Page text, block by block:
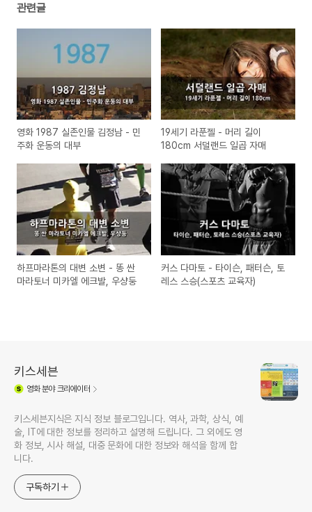
관련글
영화 1987 실존인물 김정남 - 민
주화 운동의 대부
19세기 라푼젤 - 머리 길이
180cm 서덜랜드 일곱 자매
하프마라톤의 대변 소변 - 똥 싼
마라토너 미카엘 에크발, 우샹둥
커스 다마토 - 타이슨, 패터슨, 토
레스 스승(스포츠 교육자)
키스세븐
영화분야 크리에이터
키스세븐지식은 지식 정보 블로그입니다. 역사, 과학, 상식, 예
술, IT에 대한 정보를 정리하고 설명해 드립니다. 그 외에도 영
화 정보, 시사 해설, 대중 문화에 대한 정보와 해석을 함께 합
니다.
구독하기